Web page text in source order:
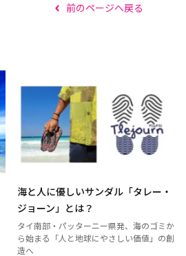
前のページへ戻る
海と人に優しいサンダル「タレー・
ジョーン」とは？
タイ南部・パッターニー県発、海のゴミか
ら始まる「人と地球にやさしい価値」の創
造へ